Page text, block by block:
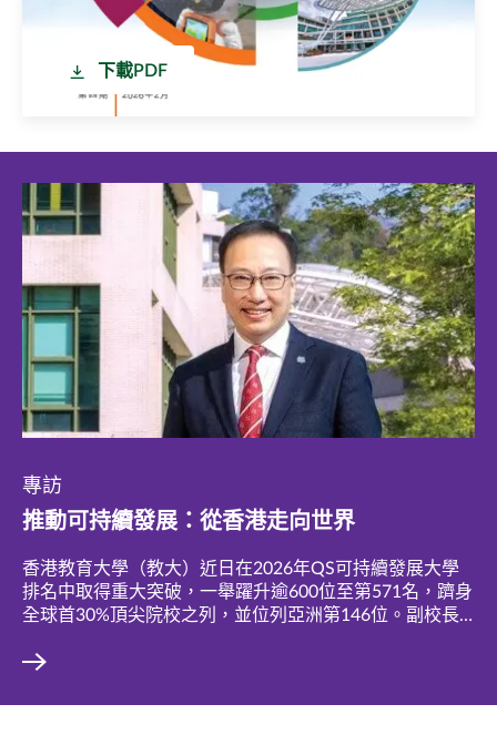
下載PDF
專訪
推動可持續發展：從香港走向世界
香港教育大學（教大）近日在2026年QS可持續發展大學
排名中取得重大突破，一舉躍升逾600位至第571名，躋身
全球首30%頂尖院校之列，並位列亞洲第146位。副校長
將有更宏大的計劃擴大其影響力。